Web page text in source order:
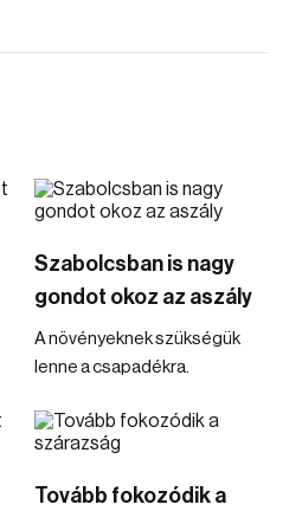
Szabolcsban is nagy
gondot okoz az aszály
A növényeknek szükségük
lenne a csapadékra.
Tovább fokozódik a